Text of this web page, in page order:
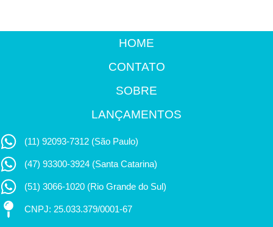
HOME
CONTATO
SOBRE
LANÇAMENTOS
(11) 92093-7312 (São Paulo)
(47) 93300-3924 (Santa Catarina)
(51) 3066-1020 (Rio Grande do Sul)
CNPJ: 25.033.379/0001-67